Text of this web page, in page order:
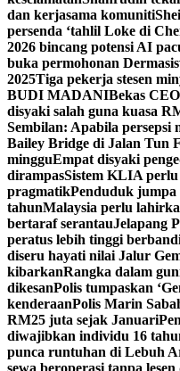
dan kerjasama komuniti
persenda ‘tahlil Loke di
2026 bincang potensi AI
buka permohonan
2025Tiga pekerja stesen
BUDI MADANIBekas
disyaki salah guna kuasa
Sembilan: Apabila persepsi
Bailey Bridge di Jalan Tun
mingguEmpat disyaki
dirampasSistem KLIA perlu
pragmatikPenduduk jumpa
tahunMalaysia perlu
bertaraf serantauJelapang
peratus lebih tinggi
diseru hayati nilai Jalur
kibarkanRangka dalam
dikesanPolis tumpaskan
kenderaanPolis Marin
RM25 juta sejak Januari
diwajibkan individu 16
punca runtuhan di Lebuh